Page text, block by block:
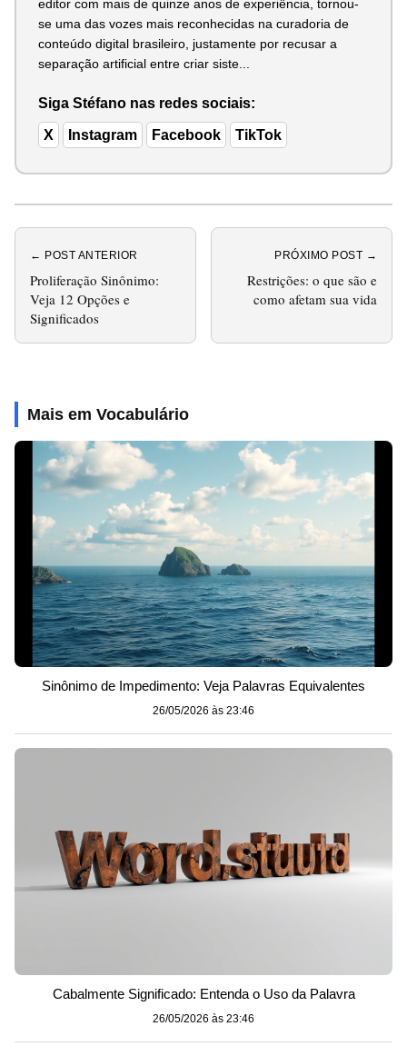
editor com mais de quinze anos de experiência, tornou-
se uma das vozes mais reconhecidas na curadoria de
conteúdo digital brasileiro, justamente por recusar a
separação artificial entre criar siste...
Siga Stéfano nas redes sociais:
X Instagram Facebook TikTok
← POST ANTERIOR
Proliferação Sinônimo:
Veja 12 Opções e
Significados
PRÓXIMO POST →
Restrições: o que são e
como afetam sua vida
Mais em Vocabulário
Sinônimo de Impedimento: Veja Palavras Equivalentes
26/05/2026 às 23:46
Cabalmente Significado: Entenda o Uso da Palavra
26/05/2026 às 23:46